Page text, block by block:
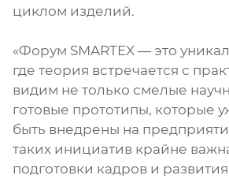
циклом изделий.
«Форум SMARTEX — это
где теория встречается с
видим не только смелые
готовые прототипы, которые
быть внедрены на
таких инициатив крайне
подготовки кадров и